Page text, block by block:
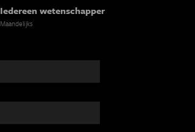
Iedereen wetenschapper
Maandelijks